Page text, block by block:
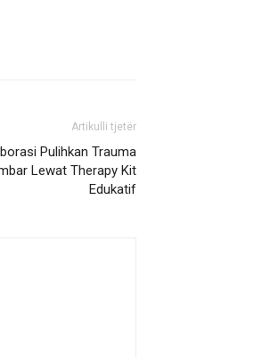
Artikulli tjetër
Pulihkan Trauma
Lewat Therapy Kit
Edukatif